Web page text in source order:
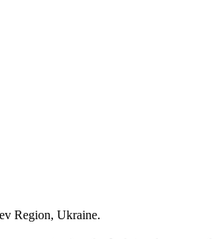
Region, Ukraine.